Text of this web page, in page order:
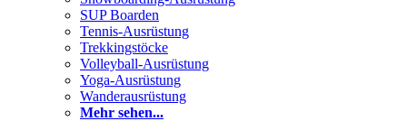
SUP Boarden
Tennis-Ausrüstung
Trekkingstöcke
Volleyball-Ausrüstung
Yoga-Ausrüstung
Wanderausrüstung
Mehr sehen...